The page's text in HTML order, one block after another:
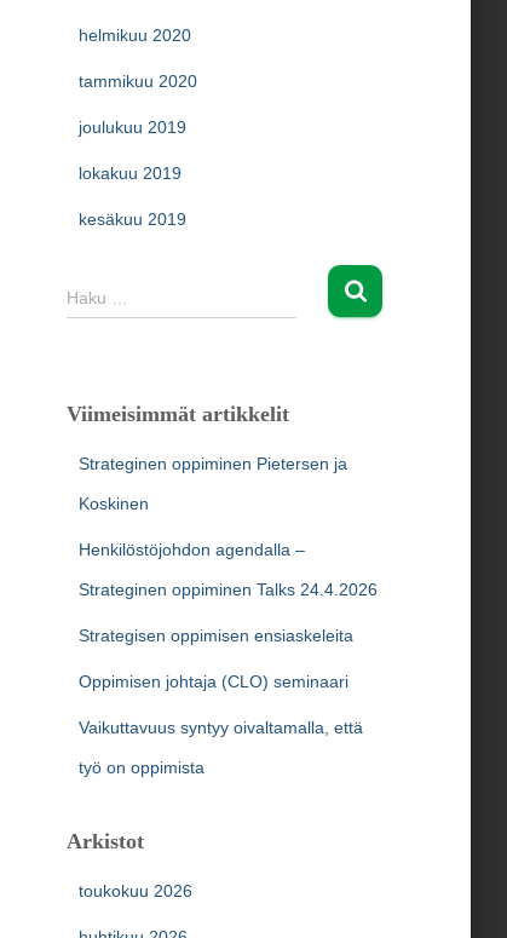
helmikuu 2020
tammikuu 2020
joulukuu 2019
lokakuu 2019
kesäkuu 2019
H
a
Haku …
Viimeisimmät artikkelit
Strateginen oppiminen Pietersen ja
Koskinen
Henkilöstöjohdon agendalla –
Strateginen oppiminen Talks 24.4.2026
Strategisen oppimisen ensiaskeleita
Oppimisen johtaja (CLO) seminaari
Vaikuttavuus syntyy oivaltamalla, että
työ on oppimista
Arkistot
toukokuu 2026